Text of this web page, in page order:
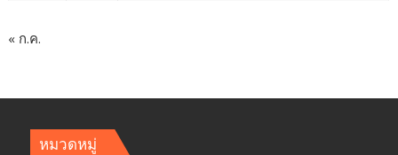
« ก.ค.
หมวดหมู่